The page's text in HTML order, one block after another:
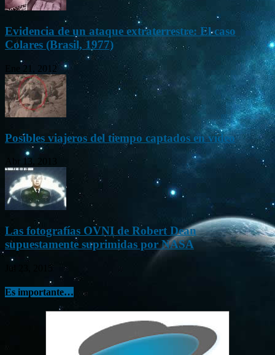
Evidencia de un ataque extraterrestre: El caso
Colares (Brasil, 1977)
Ene 21, 2012
Posibles viajeros del tiempo captados en vídeo
Abr 13, 2013
Las fotografías OVNI de Robert Dean
supuestamente suprimidas por NASA
Jul 23, 2015
Es importante…